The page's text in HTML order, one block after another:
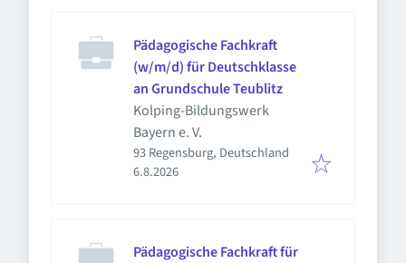
Pädagogische Fachkraft
(w/m/d) für Deutschklasse
an Grundschule Teublitz
Kolping-Bildungswerk
Bayern e. V.
93 Regensburg, Deutschland
Veröffentlicht
6.8.2026
Pädagogische Fachkraft für